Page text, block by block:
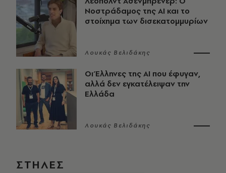
Νοστράδαμος της AI και το
στοίχημα των δισεκατομμυρίων
Λουκάς Βελιδάκης
Οι Έλληνες της ΑΙ που έφυγαν,
αλλά δεν εγκατέλειψαν την
Ελλάδα
Λουκάς Βελιδάκης
ΣΤΗΛΕΣ